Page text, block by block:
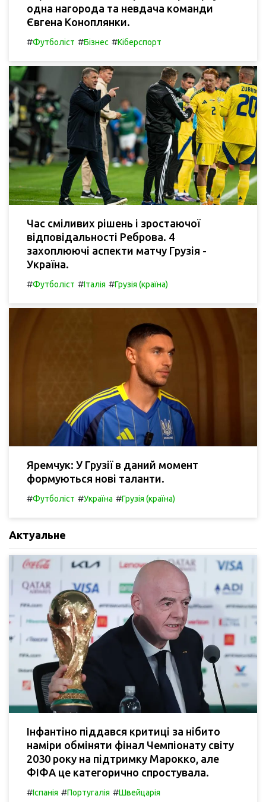
одна нагорода та невдача команди
Євгена Коноплянки.
#Футболіст #Бізнес #Кіберспорт
Час сміливих рішень і зростаючої
відповідальності Реброва. 4
захоплюючі аспекти матчу Грузія -
Україна.
#Футболіст #Італія #Грузія (країна)
Яремчук: У Грузії в даний момент
формуються нові таланти.
#Футболіст #Україна #Грузія (країна)
Актуальне
Інфантіно піддався критиці за нібито
наміри обміняти фінал Чемпіонату світу
2030 року на підтримку Марокко, але
ФІФА це категорично спростувала.
#Іспанія #Португалія #Швейцарія